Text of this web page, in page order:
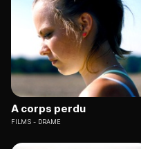
A corps perdu
FILMS DRAME